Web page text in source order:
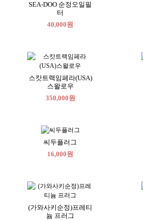
SEA-DOO 순정오일필
터
40,000원
스캇트랙임페라(USA)
스왈로우
350,000원
씨두플러그
16,000원
(가와사키순정)프레티
늄 프러그